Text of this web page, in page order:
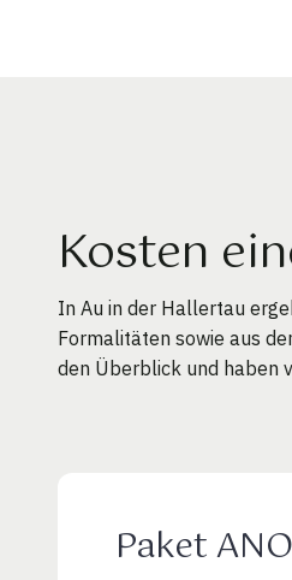
Kosten
In Au in der Hallertau
Formalitäten sowie aus
den Überblick und haben
Paket